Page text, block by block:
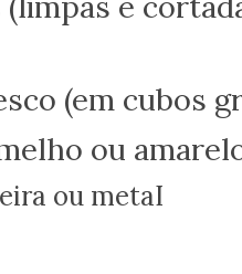
(em cubos
ou
ou metaI